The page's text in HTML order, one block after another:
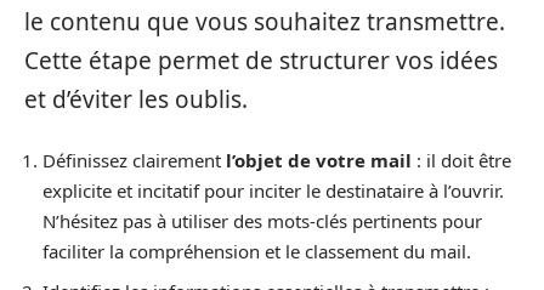
le contenu que vous souhaitez transmettre.
Cette étape permet de structurer vos idées
et d’éviter les oublis.
Définissez clairement l’objet de votre mail : il doit être
explicite et incitatif pour inciter le destinataire à l’ouvrir.
N’hésitez pas à utiliser des mots-clés pertinents pour
faciliter la compréhension et le classement du mail.